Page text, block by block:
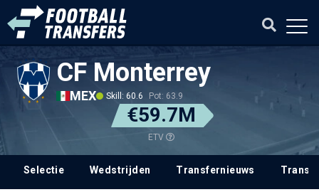
CF Monterrey
MEX Skill: 60.6 Pot: 63.9
€59.7M
ETV
Selectie Wedstrijden Transfernieuws